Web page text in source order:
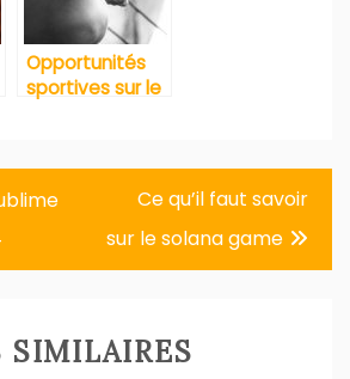
Opportunités
sportives sur le
Ce qu’il faut savoir
sur le solana game
SIMILAIRES